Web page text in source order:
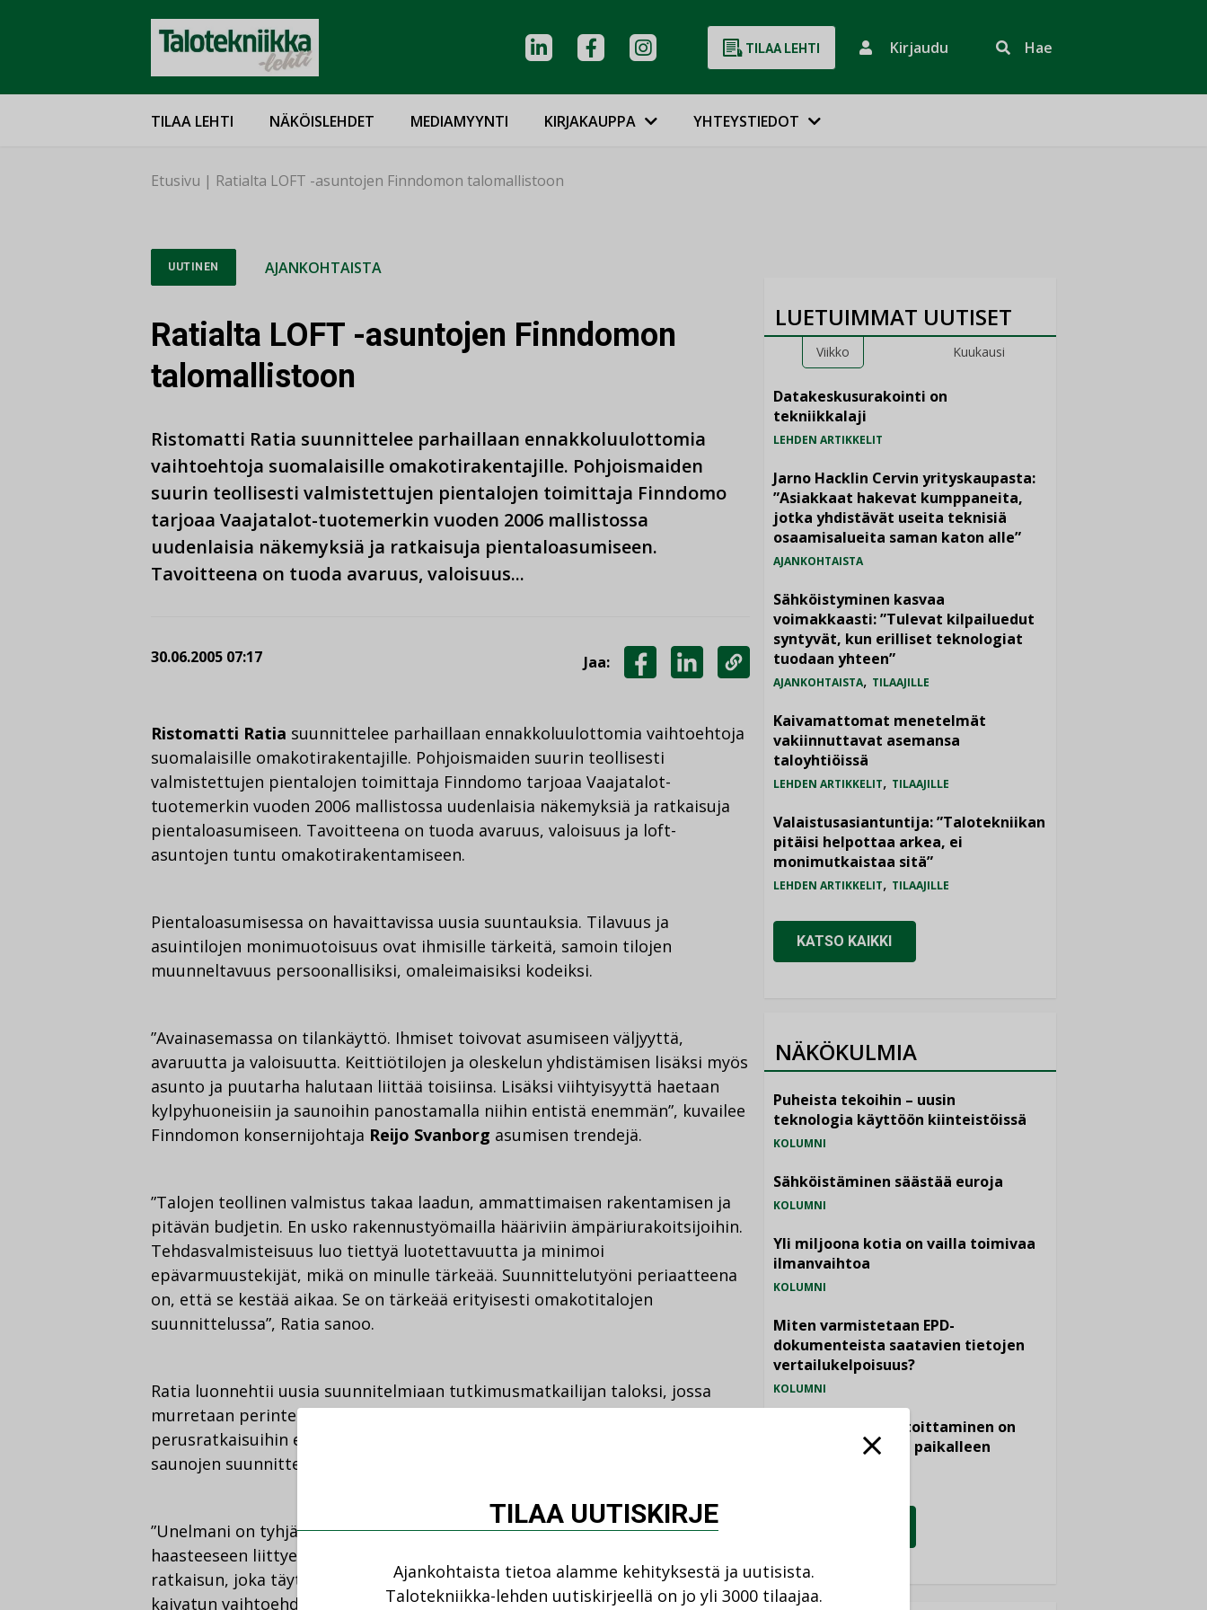
TILAA LEHTI Kirjaudu Hae
TILAA LEHTI NÄKÖISLEHDET MEDIAMYYNTI KIRJAKAUPPA YHTEYSTIEDOT
Etusivu | Ratialta LOFT -asuntojen Finndomon talomallistoon
UUTINEN AJANKOHTAISTA
Ratialta LOFT -asuntojen Finndomon
talomallistoon
Ristomatti Ratia suunnittelee parhaillaan ennakkoluulottomia
vaihtoehtoja suomalaisille omakotirakentajille. Pohjoismaiden
suurin teollisesti valmistettujen pientalojen toimittaja Finndomo
tarjoaa Vaajatalot-tuotemerkin vuoden 2006 mallistossa
uudenlaisia näkemyksiä ja ratkaisuja pientaloasumiseen.
Tavoitteena on tuoda avaruus, valoisuus...
30.06.2005 07:17 Jaa:
LINKEDINISSÄ
KOPIOI
LINKKI
Ristomatti Ratia suunnittelee parhaillaan ennakkoluulottomia vaihtoehtoja
suomalaisille omakotirakentajille. Pohjoismaiden suurin teollisesti
valmistettujen pientalojen toimittaja Finndomo tarjoaa Vaajatalot-
tuotemerkin vuoden 2006 mallistossa uudenlaisia näkemyksiä ja ratkaisuja
pientaloasumiseen. Tavoitteena on tuoda avaruus, valoisuus ja loft-
asuntojen tuntu omakotirakentamiseen.
Pientaloasumisessa on havaittavissa uusia suuntauksia. Tilavuus ja
asuintilojen monimuotoisuus ovat ihmisille tärkeitä, samoin tilojen
muunneltavuus persoonallisiksi, omaleimaisiksi kodeiksi.
”Avainasemassa on tilankäyttö. Ihmiset toivovat asumiseen väljyyttä,
avaruutta ja valoisuutta. Keittiötilojen ja oleskelun yhdistämisen lisäksi myös
asunto ja puutarha halutaan liittää toisiinsa. Lisäksi viihtyisyyttä haetaan
kylpyhuoneisiin ja saunoihin panostamalla niihin entistä enemmän”, kuvailee
Finndomon konsernijohtaja Reijo Svanborg asumisen trendejä.
”Talojen teollinen valmistus takaa laadun, ammattimaisen rakentamisen ja
pitävän budjetin. En usko rakennustyömailla hääriviin ämpäriurakoitsijoihin.
Tehdasvalmisteisuus luo tiettyä luotettavuutta ja minimoi
epävarmuustekijät, mikä on minulle tärkeää. Suunnittelutyöni periaatteena
on, että se kestää aikaa. Se on tärkeää erityisesti omakotitalojen
suunnittelussa”, Ratia sanoo.
Ratia luonnehtii uusia suunnitelmiaan tutkimusmatkailijan taloksi, jossa
murretaan perinteiset ratkaisut. Ratia kaipaa kohennusta perinteisiin
perusratkaisuihin erityisesti vaatteiden säilytyksessä, kylpyhuoneiden ja
saunojen suunnittelussa, makuuhuoneiden koossa sekä eteisissä.
”Unelmani on tyhjä talo, jossa valo pääsee kulkemaan vapaasti. Tähän
haasteeseen liittyen haluan ratkaista monia kysymyksiä ja suunnitella
ratkaisun, joka täyttää nämä toiveet. Uskon, että uudet talomallit tarjoavat
kaivatun vaihtoehdon nykyisellä talomallirintamalla. Minusta monet nykyiset
LUETUIMMAT UUTISET
Viikko Kuukausi
Datakeskusurakointi on
tekniikkalaji
LEHDEN ARTIKKELIT
Jarno Hacklin Cervin yrityskaupasta:
”Asiakkaat hakevat kumppaneita,
jotka yhdistävät useita teknisiä
osaamisalueita saman katon alle”
AJANKOHTAISTA
Sähköistyminen kasvaa
voimakkaasti: ”Tulevat kilpailuedut
syntyvät, kun erilliset teknologiat
tuodaan yhteen”
AJANKOHTAISTA, TILAAJILLE
Kaivamattomat menetelmät
vakiinnuttavat asemansa
taloyhtiöissä
LEHDEN ARTIKKELIT, TILAAJILLE
Valaistusasiantuntija: ”Talotekniikan
pitäisi helpottaa arkea, ei
monimutkaistaa sitä”
LEHDEN ARTIKKELIT, TILAAJILLE
KATSO KAIKKI
NÄKÖKULMIA
Puheista tekoihin – uusin
teknologia käyttöön kiinteistöissä
KOLUMNI
Sähköistäminen säästää euroja
KOLUMNI
Yli miljoona kotia on vailla toimivaa
ilmanvaihtoa
KOLUMNI
Miten varmistetaan EPD-
dokumenteista saatavien tietojen
vertailukelpoisuus?
KOLUMNI
Vesi- ja viemärimitoittaminen on
jämähtänyt ajassa paikalleen
TILAA UUTISKIRJE
Ajankohtaista tietoa alamme kehityksestä ja uutisista.
Talotekniikka-lehden uutiskirjeellä on jo yli 3000 tilaajaa.